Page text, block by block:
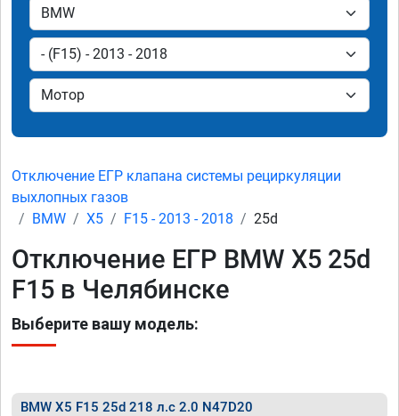
Отключение ЕГР клапана системы рециркуляции
выхлопных газов
BMW
X5 F15 - 2013 - 2018 25d
Отключение ЕГР BMW X5 25d
F15 в Челябинске
Выберите вашу модель:
BMW X5 F15 25d 218 л.с 2.0 N47D20